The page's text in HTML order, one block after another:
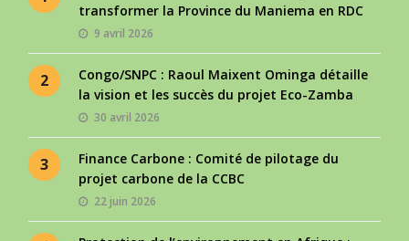
transformer la Province du Maniema en RDC
9 avril 2026
2
Congo/SNPC : Raoul Maixent Ominga détaille
la vision et les succès du projet Eco-Zamba
30 avril 2026
3
Finance Carbone : Comité de pilotage du
projet carbone de la CCBC
22 juin 2026